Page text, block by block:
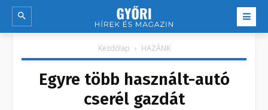
Kezdőlap HAZÁNK
Egyre több használt-autó
cserél gazdát